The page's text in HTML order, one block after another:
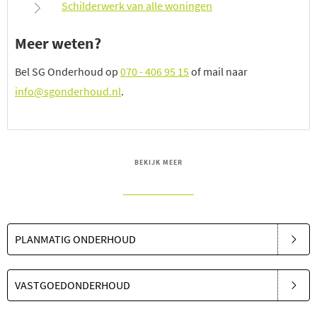
Schilderwerk van alle woningen
Meer weten?
Bel SG Onderhoud op 070 - 406 95 15of mail naar
info@sgonderhoud.nl.
BEKIJK MEER
PLANMATIG ONDERHOUD
VASTGOEDONDERHOUD